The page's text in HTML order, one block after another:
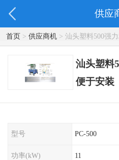
供应
首页> 供应商机> 汕头塑料500强
汕头塑料
便于安装
型号 PC-500
功率(kW) 11